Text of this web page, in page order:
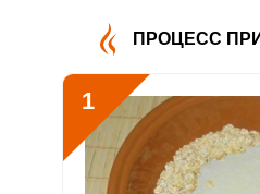
Витамин
В5
Витамин
В6
2 мг
Витамин
ПРОЦЕСС
1